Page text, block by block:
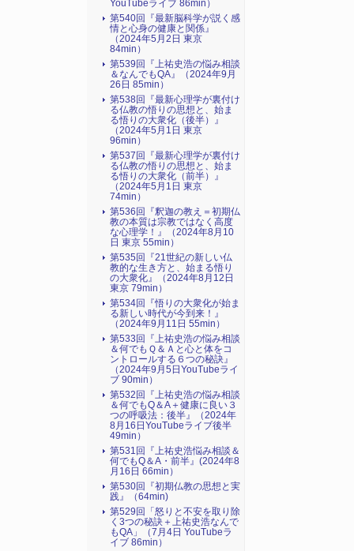
YouTubeライブ 86min）
第540回『最新脳科学が説く感
情と心身の健康と関係』
（2024年5月2日 東京
84min）
第539回『上祐史浩の悩み相談
＆なんでもQA』（2024年9月
26日 85min）
第538回『最新心理学が裏付け
る仏教の悟りの思想と、始ま
る悟りの大衆化（後半）』
（2024年5月1日 東京
96min）
第537回『最新心理学が裏付け
る仏教の悟りの思想と、始ま
る悟りの大衆化（前半）』
（2024年5月1日 東京
74min）
第536回『釈迦の教え＝初期仏
教の本質は宗教ではなく高度
な心理学！』（2024年8月10
日 東京 55min）
第535回『21世紀の新しい仏
教的な生き方と、始まる悟り
の大衆化』（2024年8月12日
東京 79min）
第534回『悟りの大衆化が始ま
る新しい時代が今到来！』
（2024年9月11日 55min）
第533回『上祐史浩の悩み相談
＆何でもＱ＆Ａと心と体をコ
ントロールする６つの秘訣』
（2024年9月5日YouTubeライ
ブ 90min）
第532回『上祐史浩の悩み相談
＆何でもQ＆A＋健康に良い３
つの呼吸法：後半』（2024年
8月16日YouTubeライブ後半
49min）
第531回『上祐史浩悩み相談＆
何でもQ＆A・前半』(2024年8
月16日 66min）
第530回『初期仏教の思想と実
践』（64min)
第529回「怒りと不安を取り除
く3つの秘訣＋上祐史浩なんで
もQA」（7月4日 YouTubeラ
イブ 86min）